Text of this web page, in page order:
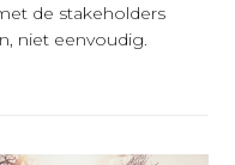
de stakeholders
niet eenvoudig.